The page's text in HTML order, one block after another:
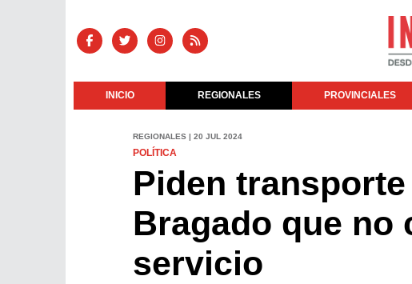
INICIO REGIONALES PROVINCIALES
REGIONALES | 20 JUL 2024
POLÍTICA
Piden
Bragado que no
servicio